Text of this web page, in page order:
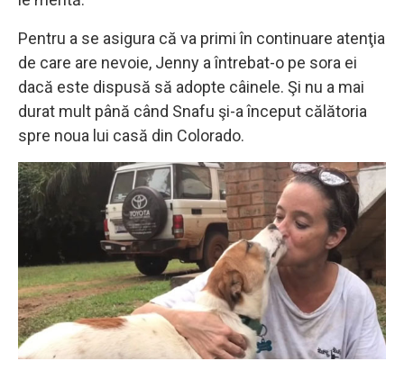
Pentru a se asigura că va primi în continuare atenţia
de care are nevoie, Jenny a întrebat-o pe sora ei
dacă este dispusă să adopte câinele. Şi nu a mai
durat mult până când Snafu şi-a început călătoria
spre noua lui casă din Colorado.